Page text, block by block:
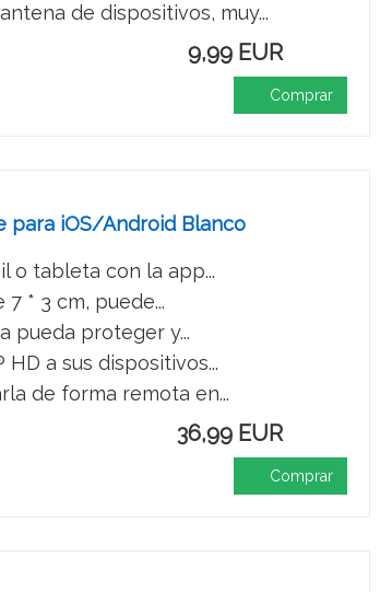
de dispositivos, muy...
9,99 EUR
Comprar
para iOS/Android Blanco
o tableta con la app...
* 3 cm, puede...
pueda proteger y...
a sus dispositivos...
de forma remota en...
36,99 EUR
Comprar